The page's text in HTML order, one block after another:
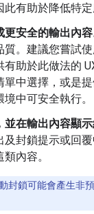
有助於降低特定
安全的輸出內容
。建議您嘗試
助於此做法的
中選擇，或是
中可安全執行。
在輸出內容顯示
封鎖提示或回
內容。
封鎖可能會產生非